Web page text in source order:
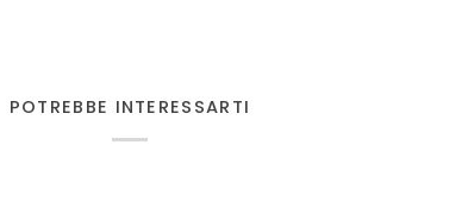
POTREBBE INTERESSARTI